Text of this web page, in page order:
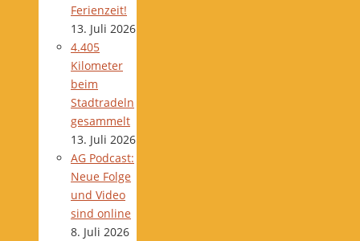
Ferienzeit!
13. Juli 2026
4.405
Kilometer
beim
Stadtradeln
gesammelt
13. Juli 2026
AG Podcast:
Neue Folge
und Video
sind online
8. Juli 2026